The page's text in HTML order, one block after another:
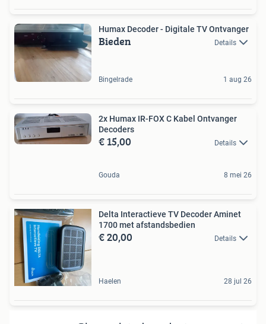
Humax Decoder - Digitale TV Ontvanger
Bieden Details
Bingelrade 1 aug 26
2x Humax IR-FOX C Kabel Ontvanger
Decoders
€ 15,00 Details
Gouda 8 mei 26
Delta Interactieve TV Decoder Aminet
1700 met afstandsbedien
€ 20,00 Details
Haelen 28 jul 26